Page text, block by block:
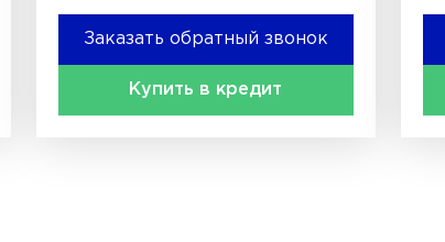
Заказать обратный звонок
Купить в кредит